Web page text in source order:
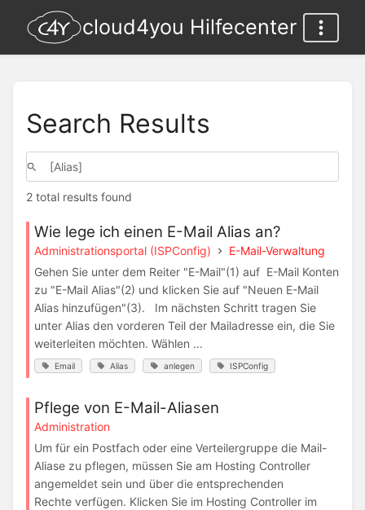
cloud4you Hilfecenter
Search Results
2 total results found
Wie lege ich einen E-Mail Alias an?
Administrationsportal (ISPConfig)
E-Mail-Verwaltung
Gehen Sie unter dem Reiter "E-Mail"(1) auf E-Mail Konten
zu "E-Mail Alias"(2) und klicken Sie auf "Neuen E-Mail
Alias hinzufügen"(3). Im nächsten Schritt tragen Sie
unter Alias den vorderen Teil der Mailadresse ein, die Sie
weiterleiten möchten. Wählen ...
Email Alias anlegen ISPConfig
Pflege von E-Mail-Aliasen
Administration
Um für ein Postfach oder eine Verteilergruppe die Mail-
Aliase zu pflegen, müssen Sie am Hosting Controller
angemeldet sein und über die entsprechenden
Rechte verfügen. Klicken Sie im Hosting Controller im